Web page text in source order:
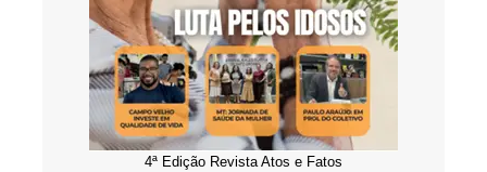
4ª Edição Revista Atos e Fatos